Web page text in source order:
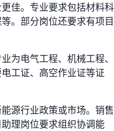
佳。专业要求包括材料科
。部分岗位还要求有项目
为电气工程、机械工程、
工证、高空作业证等证
源行业政策或市场。销售
理岗位要求组织协调能